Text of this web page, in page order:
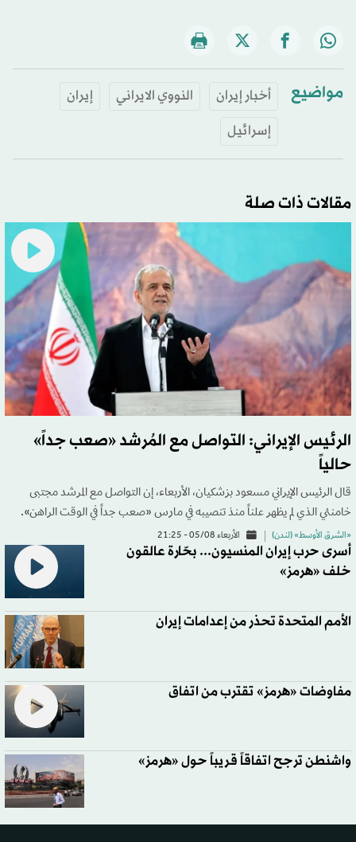
مواضيع أخبار إيران النووي الايراني
إيران
إسرائيل
مقالات ذات صلة
الرئيس الإيراني: التواصل مع المُرشد «صعب جداً»
حالياً
قال الرئيس الإيراني مسعود بزشكيان، الأربعاء، إن التواصل مع المرشد مجتبى
خامنئي الذي لم يظهر علناً منذ تنصيبه في مارس «صعب جداً في الوقت الراهن».
«الشرق الأوسط» (لندن) الأربعاء 05/08 - 21:25
أسرى حرب إيران المنسيون... بحّارة عالقون
خلف «هرمز»
الأمم المتحدة تحذر من إعدامات إيران
مفاوضات «هرمز» تقترب من اتفاق
واشنطن ترجح اتفاقاً قريباً حول «هرمز»